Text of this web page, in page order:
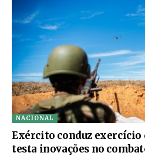
NACIONAL
Exército conduz exercício
testa inovações no